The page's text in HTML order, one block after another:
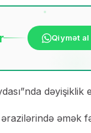
Qiymət al
dəyişiklik
əmək